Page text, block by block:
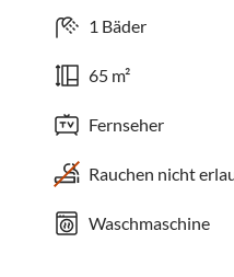
1 Bäder
65 m²
Fernseher
Rauchen nicht
Waschmaschine